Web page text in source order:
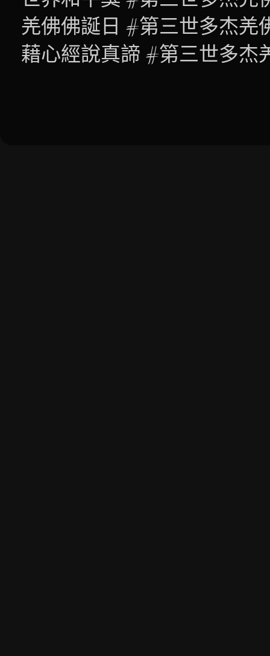
羌佛佛誕日 #第三世多杰羌
藉心經說真諦 #第三世多杰